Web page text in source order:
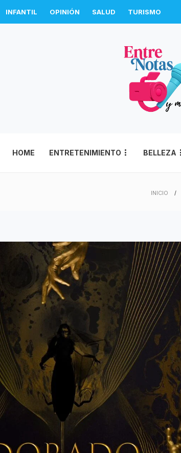
INFANTIL OPINIÓN SALUD TURISMO
HOME ENTRETENIMIENTO BELLEZA
INICIO